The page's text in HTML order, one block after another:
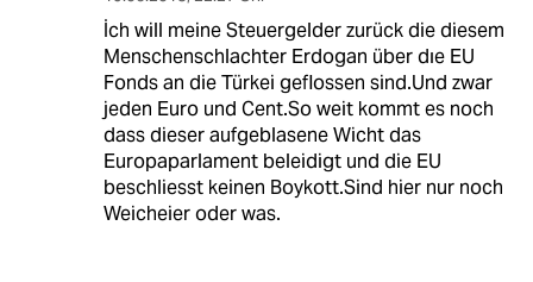
İch will meine Steuergelder zurück die diesem
Menschenschlachter Erdogan über dıe EU
Fonds an die Türkei geflossen sind.Und zwar
jeden Euro und Cent.So weit kommt es noch
dass dieser aufgeblasene Wicht das
Europaparlament beleidigt und die EU
beschliesst keinen Boykott.Sind hier nur noch
Weicheier oder was.